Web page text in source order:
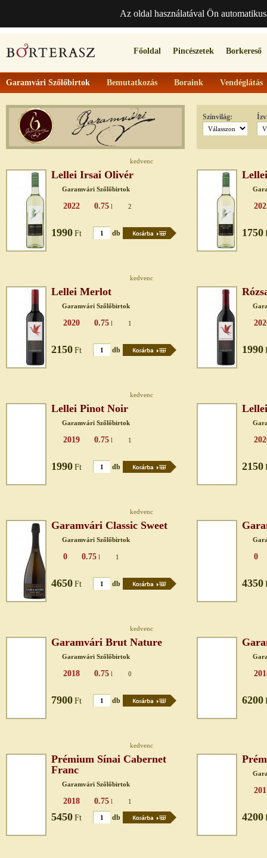
Az oldal használatával Ön
Főoldal Pincészetek Borkereső
Garamvári Szőlőbirtok Bemutatkozás Boraink Vendéglátás
Színvilág:
kedvenc
Lellei Irsai Olivér
Garamvári Szőlőbirtok
2022 0.75 l 2
1990 Ft db 1750
kedvenc
Lellei Merlot
Garamvári Szőlőbirtok
2020 0.75 l 1
2150 Ft db 1990
kedvenc
Lellei Pinot Noir
Garamvári Szőlőbirtok
2019 0.75 l 1
1990 Ft db 2150
kedvenc
Garamvári Classic Sweet
Garamvári Szőlőbirtok
0 0.75 l 1
4650 Ft db
0
4350
kedvenc
Garamvári Brut Nature
Garamvári Szőlőbirtok
2018 0.75 l 0
7900 Ft db 6200
kedvenc
Prémium Sínai Cabernet
Franc
Garamvári Szőlőbirtok
2018 0.75 l 1
5450 Ft db 4200